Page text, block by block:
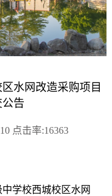
水网改造采购项目
告
点击率:16363
学校西城校区水网